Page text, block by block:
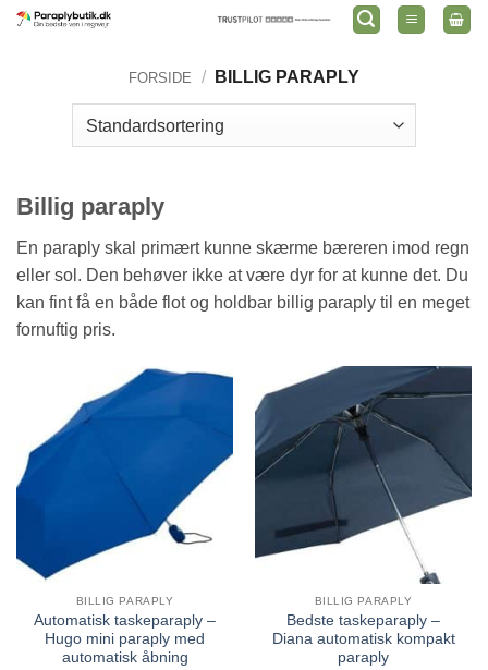
Fortsæt
FORSIDE / BILLIG PARAPLY
Billig paraply
En paraply skal primært kunne skærme bæreren imod regn
eller sol. Den behøver ikke at være dyr for at kunne det. Du
kan fint få en både flot og holdbar billig paraply til en meget
fornuftig pris.
BILLIG PARAPLY
Automatisk taskeparaply –
Hugo mini paraply med
automatisk åbning
BILLIG PARAPLY
Bedste taskeparaply –
Diana automatisk kompakt
paraply